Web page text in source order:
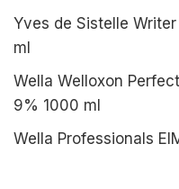
Yves de Sistelle
ml
Wella Welloxon
9% 1000 ml
Wella Professionals